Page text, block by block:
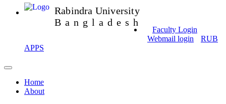
Rabindra University
Bangladesh
Faculty Login
Webmail login
RUB
APPS
Home
About